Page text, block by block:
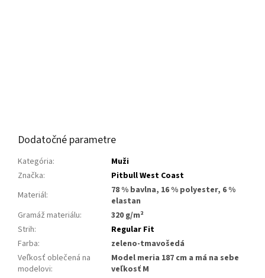
Dodatočné parametre
Kategória:
Muži
Značka:
Pitbull West Coast
Materiál:
78 % bavlna, 16 % polyester, 6 %
elastan
Gramáž materiálu:
320 g/m²
Strih:
Regular Fit
Farba:
zeleno-tmavošedá
Veľkosť oblečená na
modelovi:
Model meria 187 cm a má na sebe
veľkosť M